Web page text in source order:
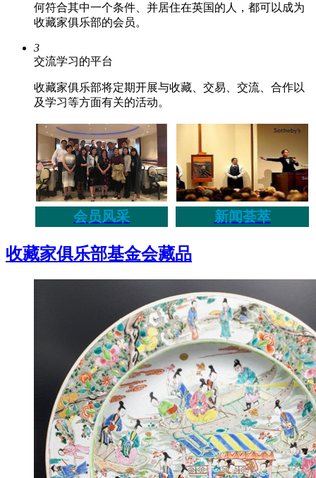
何符合其中一个条件、并居住在英国的人，都可以成为
收藏家俱乐部的会员。
3
交流学习的平台
收藏家俱乐部将定期开展与收藏、交易、交流、合作以
及学习等方面有关的活动。
会员风采 新闻荟萃
收藏家俱乐部基金会藏品